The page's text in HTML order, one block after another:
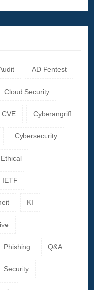
AD Pentest
Cloud Security
CVE Cyberangriff
Cybersecurity
Ethical
IETF
KI
Phishing Q&A
Security